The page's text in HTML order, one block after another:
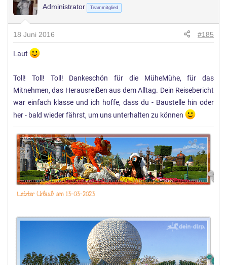
Administrator Teammitglied
18 Juni 2016 #185
Laut
Toll! Toll! Toll! Dankeschön für die MüheMühe, für das
Mitnehmen, das Herausreißen aus dem Alltag. Dein Reisebericht
war einfach klasse und ich hoffe, dass du - Baustelle hin oder
her - bald wieder fährst, um uns unterhalten zu können